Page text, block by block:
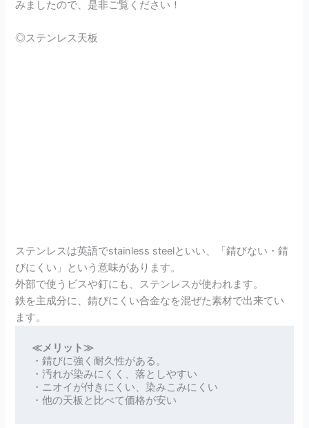
みましたので、是非ご覧ください！
◎ステンレス天板
ステンレスは英語でstainless steelといい、「錆びない・錆
びにくい」という意味があります。
外部で使うビスや釘にも、ステンレスが使われます。
鉄を主成分に、錆びにくい合金なを混ぜた素材で出来てい
ます。
≪メリット≫
・錆びに強く耐久性がある。
・汚れが染みにくく、落としやすい
・ニオイが付きにくい、染みこみにくい
・他の天板と比べて価格が安い